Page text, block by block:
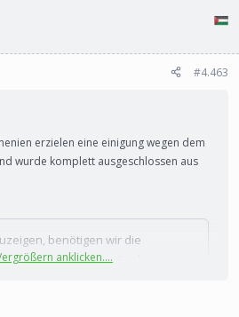
#4.463
erzielen eine einigung wegen dem
wurde komplett ausgeschlossen aus
benötigen wir die
von Drittanbieter-Cookies.
anklicken....